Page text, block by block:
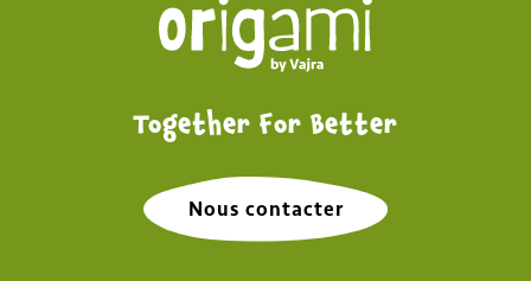
Together For Better
Nous contacter